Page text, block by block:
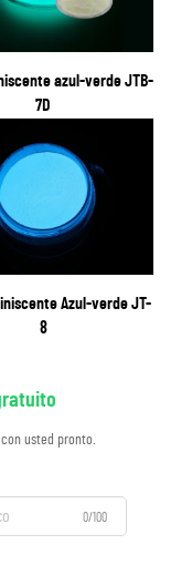
azul-verde JTB-
7D
Azul-verde JT-
8
usted pronto.
0/100